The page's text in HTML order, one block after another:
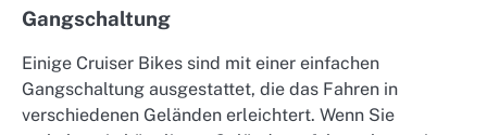
Gangschaltung
Einige Cruiser Bikes sind mit einer einfachen
Gangschaltung ausgestattet, die das Fahren in
verschiedenen Geländen erleichtert. Wenn Sie